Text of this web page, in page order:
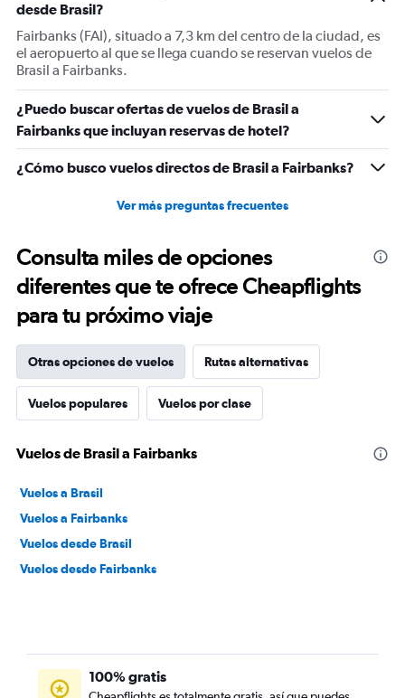
desde Brasil?
Fairbanks (FAI), situado a 7,3 km del centro de la ciudad, es
el aeropuerto al que se llega cuando se reservan vuelos de
Brasil a Fairbanks.
¿Puedo buscar ofertas de vuelos de Brasil a
Fairbanks que incluyan reservas de hotel?
¿Cómo busco vuelos directos de Brasil a Fairbanks?
Ver más preguntas frecuentes
Consulta miles de opciones
diferentes que te ofrece Cheapflights
para tu próximo viaje
Otras opciones de vuelos Rutas alternativas
Vuelos populares Vuelos por clase
Vuelos de Brasil a Fairbanks
Vuelos a Brasil
Vuelos a Fairbanks
Vuelos desde Brasil
Vuelos desde Fairbanks
100% gratis